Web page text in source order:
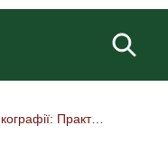
Занурення У Світ Української Лексикографії: Практичне Заняття Студентів Спеціальності Початкова Освіта МЕГУ